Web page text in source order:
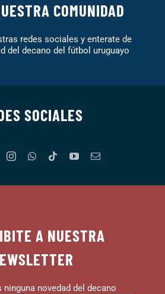
COMUNIDAD
redes sociales y enterate de
del decano del fútbol uruguayo
SOCIALES
A NUESTRA
ninguna novedad del decano